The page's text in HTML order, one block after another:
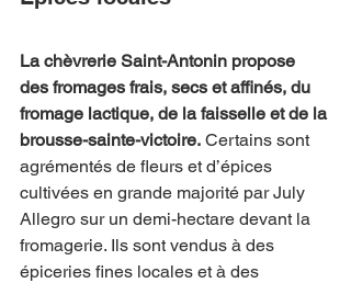
La chèvrerie Saint-Antonin propose
des fromages frais, secs et affinés, du
fromage lactique, de la faisselle et de la
brousse-sainte-victoire. Certains sont
agrémentés de fleurs et d’épices
cultivées en grande majorité par July
Allegro sur un demi-hectare devant la
fromagerie. Ils sont vendus à des
épiceries fines locales et à des